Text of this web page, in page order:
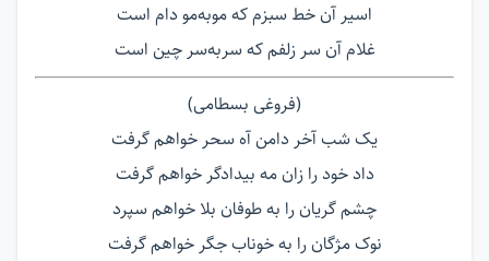
اسیر آن خط سبزم که موبه‌مو دام است
غلام آن سر زلفم که سربه‌سر چین است
(فروغی بسطامی)
یک شب آخر دامن آه سحر خواهم گرفت
داد خود را زان مه بیدادگر خواهم گرفت
چشم گریان را به طوفان بلا خواهم سپرد
نوک مژگان را به خوناب جگر خواهم گرفت